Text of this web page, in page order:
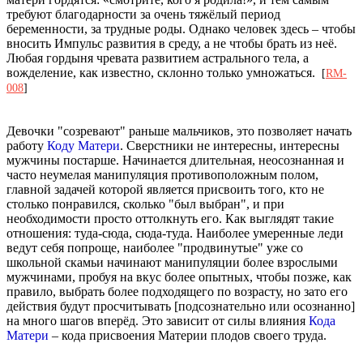
требуют благодарности за очень тяжёлый период
беременности, за трудные роды. Однако человек здесь – чтобы
вносить Импульс развития в среду, а не чтобы брать из неё.
Любая гордыня чревата развитием астрального тела, а
вожделение, как известно, склонно только умножаться.
[RM-
008]
Девочки "созревают" раньше мальчиков, это позволяет начать
работу Коду Матери. Сверстники не интересны, интересны
мужчины постарше. Начинается длительная, неосознанная и
часто неумелая манипуляция противоположным полом,
главной задачей которой является присвоить того, кто не
столько понравился, сколько "был выбран", и при
необходимости просто оттолкнуть его. Как выглядят такие
отношения: туда-сюда, сюда-туда. Наиболее умеренные леди
ведут себя попроще, наиболее "продвинутые" уже со
школьной скамьи начинают манипуляции более взрослыми
мужчинами, пробуя на вкус более опытных, чтобы позже, как
правило, выбрать более подходящего по возрасту, но зато его
действия будут просчитывать [подсознательно или осознанно]
на много шагов вперёд. Это зависит от силы влияния Кода
Матери – кода присвоения Материи плодов своего труда.